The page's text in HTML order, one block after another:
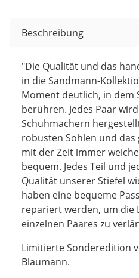
Beschreibung
"Die Qualität und das
in die Sandmann-
Moment deutlich, in dem
berühren. Jedes Paar
Schuhmachern
robusten Sohlen und
mit der Zeit immer
bequem. Jedes Teil und
Qualität unserer Stiefel
haben eine bequeme
repariert werden, um die
einzelnen Paares zu
Limitierte Sonderedition
Blaumann.